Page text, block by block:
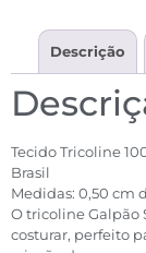
Descrição
Tecido Tricoline
Brasil
Medidas: 0,50 cm
O tricoline Galpão
costurar, perfeito